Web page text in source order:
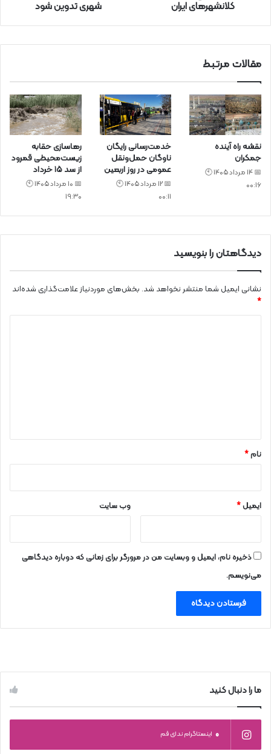
کلانشهرهای ایران
شهری تدوین شود
مقالات مرتبط
نقشه راه آینده
جمکران
📅 14 مرداد 1405 🕙
00:16
خدمت‌رسانی رایگان
ناوگان حمل‌ونقل
عمومی در روز اربعین
📅 12 مرداد 1405 🕙
00:11
رهاسازی حقابه
زیست‌محیطی قمرود
از سد ۱۵ خرداد
📅 10 مرداد 1405 🕙
19:30
دیدگاهتان را بنویسید
نشانی ایمیل شما منتشر نخواهد شد. بخش‌های موردنیاز علامت‌گذاری شده‌اند
*
نام*
ایمیل* وب‌ سایت
ذخیره نام، ایمیل و وبسایت من در مرورگر برای زمانی که دوباره دیدگاهی
می‌نویسم.
ما را دنبال کنید
0 اینستاگرام ندای قم